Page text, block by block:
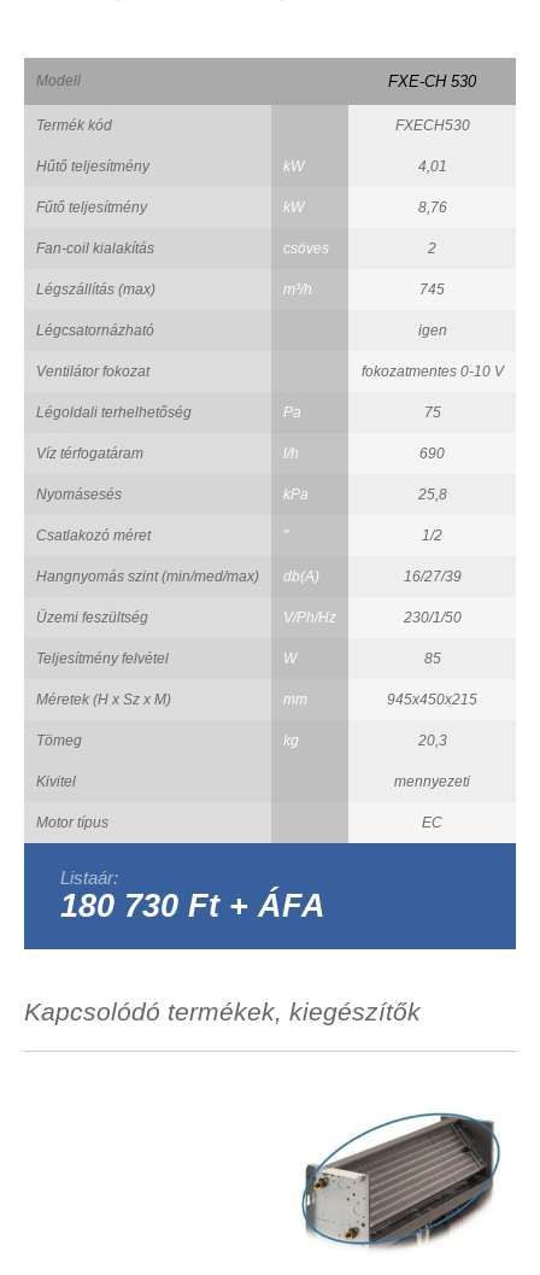
Modell FXE-CH 530
Termék kód FXECH530
Hűtő teljesítmény kW 4,01
Fűtő teljesítmény kW 8,76
Fan-coil kialakítás csöves 2
Légszállítás (max) m³/h 745
Légcsatornázható igen
Ventilátor fokozat fokozatmentes 0-10 V
Légoldali terhelhetőség Pa 75
Víz térfogatáram l/h 690
Nyomásesés kPa 25,8
Csatlakozó méret " 1/2
Hangnyomás szint (min/med/max) db(A) 16/27/39
Üzemi feszültség V/Ph/Hz 230/1/50
Teljesítmény felvétel W 85
Méretek (H x Sz x M) mm 945x450x215
Tömeg kg 20,3
Kivitel mennyezeti
Motor típus EC
Listaár:
180 730 Ft + ÁFA
Kapcsolódó termékek, kiegészítők